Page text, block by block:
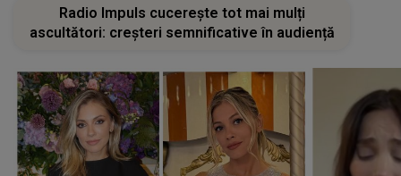
Radio Impuls cucerește tot mai mulți
ascultători: creșteri semnificative în audiență